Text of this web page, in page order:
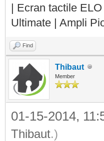
| Ecran tactile
Ultimate | Ampli
Find
Thibaut
Member
01-15-2014,
Thibaut.)